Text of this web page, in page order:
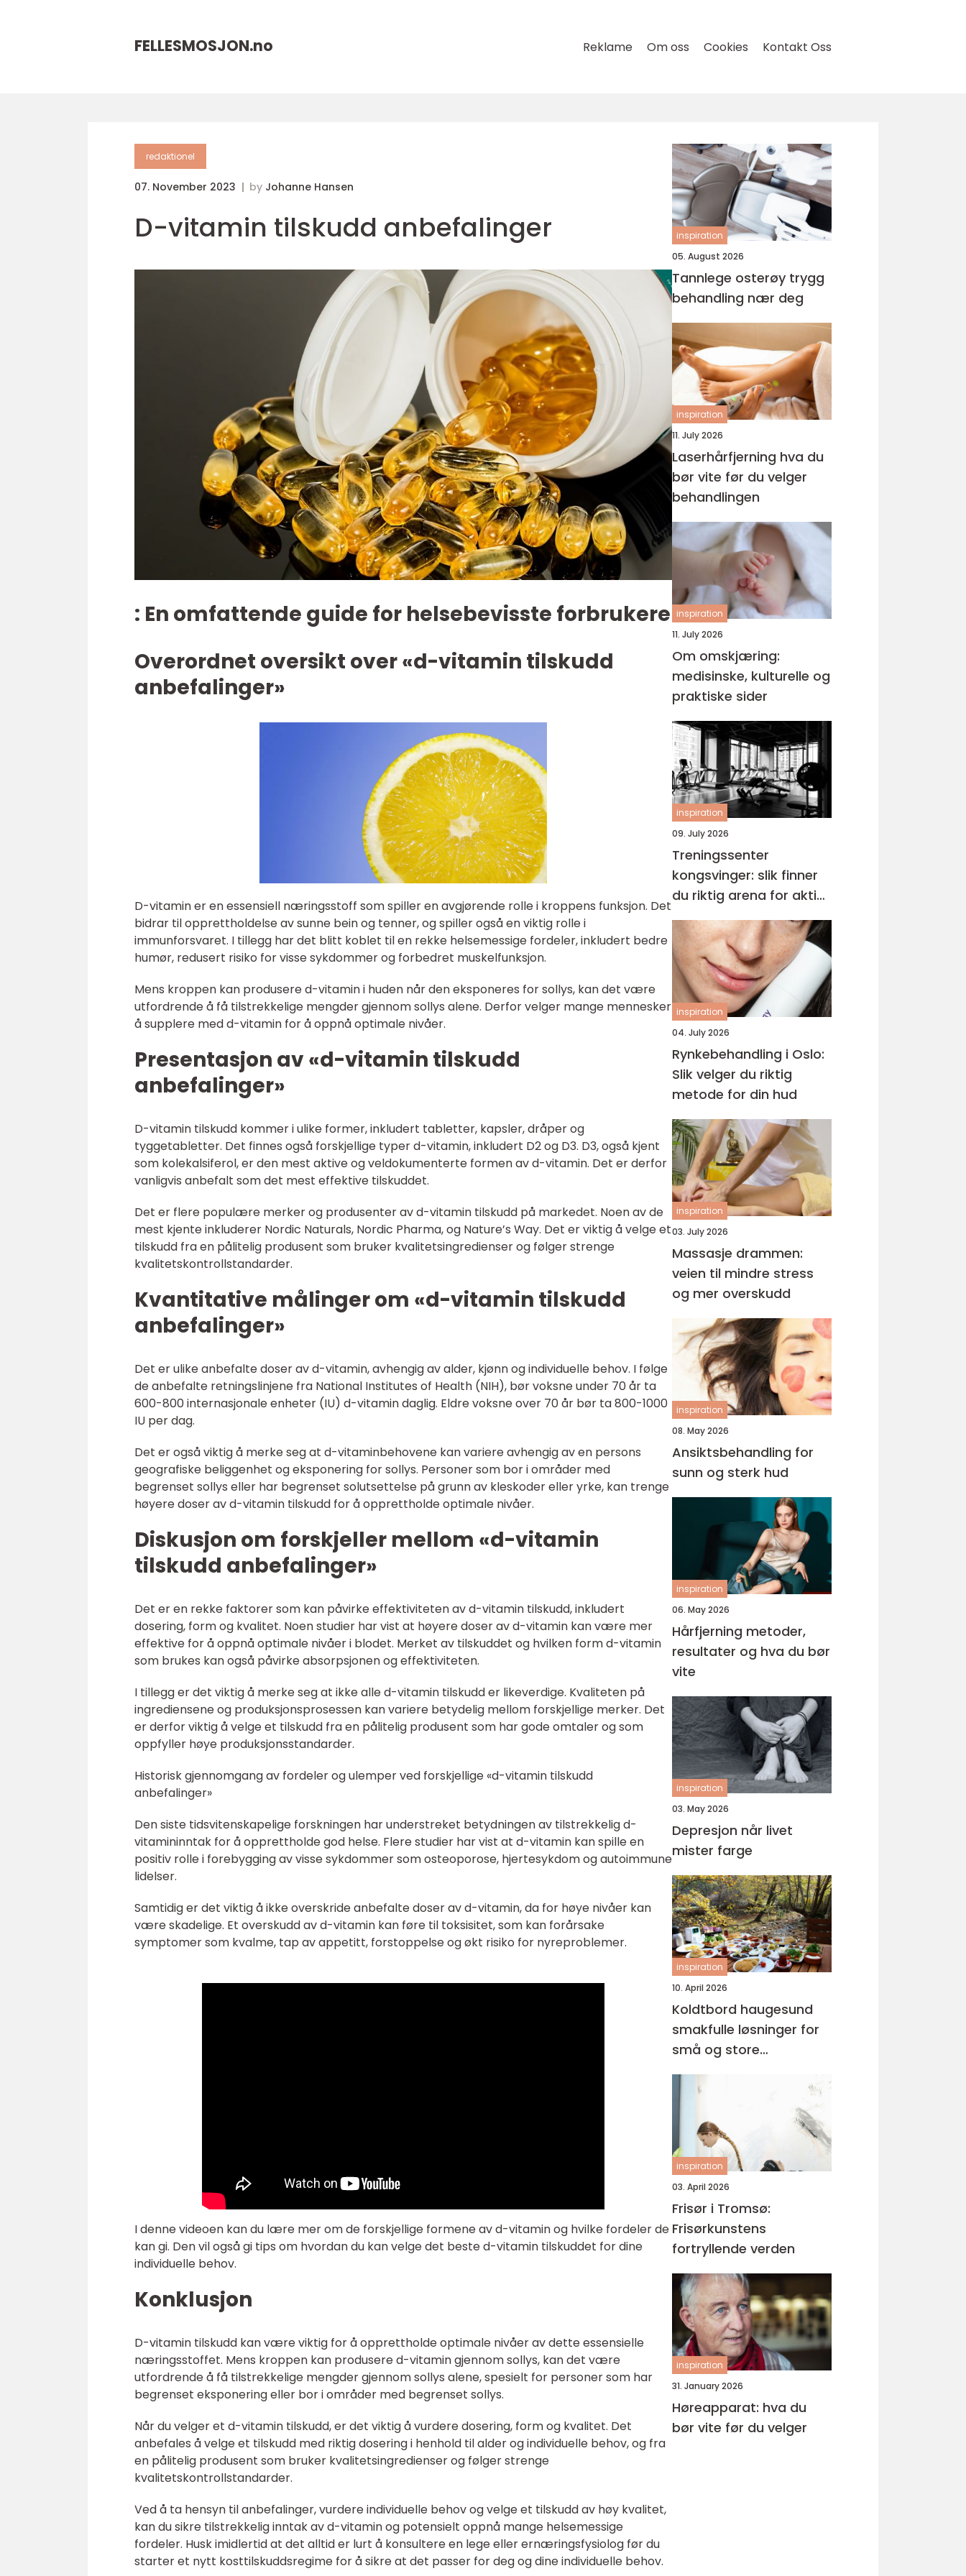
FELLESMOSJON.no Reklame Om oss Cookies Kontakt Oss
redaktionel
07. November 2023 by Johanne Hansen
D-vitamin tilskudd anbefalinger
: En omfattende guide for helsebevisste forbrukere
Overordnet oversikt over «d-vitamin tilskudd
anbefalinger»
D-vitamin er en essensiell næringsstoff som spiller en avgjørende rolle i kroppens funksjon. Det
bidrar til opprettholdelse av sunne bein og tenner, og spiller også en viktig rolle i
immunforsvaret. I tillegg har det blitt koblet til en rekke helsemessige fordeler, inkludert bedre
humør, redusert risiko for visse sykdommer og forbedret muskelfunksjon.
Mens kroppen kan produsere d-vitamin i huden når den eksponeres for sollys, kan det være
utfordrende å få tilstrekkelige mengder gjennom sollys alene. Derfor velger mange mennesker
å supplere med d-vitamin for å oppnå optimale nivåer.
Presentasjon av «d-vitamin tilskudd
anbefalinger»
D-vitamin tilskudd kommer i ulike former, inkludert tabletter, kapsler, dråper og
tyggetabletter. Det finnes også forskjellige typer d-vitamin, inkludert D2 og D3. D3, også kjent
som kolekalsiferol, er den mest aktive og veldokumenterte formen av d-vitamin. Det er derfor
vanligvis anbefalt som det mest effektive tilskuddet.
Det er flere populære merker og produsenter av d-vitamin tilskudd på markedet. Noen av de
mest kjente inkluderer Nordic Naturals, Nordic Pharma, og Nature’s Way. Det er viktig å velge et
tilskudd fra en pålitelig produsent som bruker kvalitetsingredienser og følger strenge
kvalitetskontrollstandarder.
Kvantitative målinger om «d-vitamin tilskudd
anbefalinger»
Det er ulike anbefalte doser av d-vitamin, avhengig av alder, kjønn og individuelle behov. I følge
de anbefalte retningslinjene fra National Institutes of Health (NIH), bør voksne under 70 år ta
600-800 internasjonale enheter (IU) d-vitamin daglig. Eldre voksne over 70 år bør ta 800-1000
IU per dag.
Det er også viktig å merke seg at d-vitaminbehovene kan variere avhengig av en persons
geografiske beliggenhet og eksponering for sollys. Personer som bor i områder med
begrenset sollys eller har begrenset solutsettelse på grunn av kleskoder eller yrke, kan trenge
høyere doser av d-vitamin tilskudd for å opprettholde optimale nivåer.
Diskusjon om forskjeller mellom «d-vitamin
tilskudd anbefalinger»
Det er en rekke faktorer som kan påvirke effektiviteten av d-vitamin tilskudd, inkludert
dosering, form og kvalitet. Noen studier har vist at høyere doser av d-vitamin kan være mer
effektive for å oppnå optimale nivåer i blodet. Merket av tilskuddet og hvilken form d-vitamin
som brukes kan også påvirke absorpsjonen og effektiviteten.
I tillegg er det viktig å merke seg at ikke alle d-vitamin tilskudd er likeverdige. Kvaliteten på
ingrediensene og produksjonsprosessen kan variere betydelig mellom forskjellige merker. Det
er derfor viktig å velge et tilskudd fra en pålitelig produsent som har gode omtaler og som
oppfyller høye produksjonsstandarder.
Historisk gjennomgang av fordeler og ulemper ved forskjellige «d-vitamin tilskudd
anbefalinger»
Den siste tidsvitenskapelige forskningen har understreket betydningen av tilstrekkelig d-
vitamininntak for å opprettholde god helse. Flere studier har vist at d-vitamin kan spille en
positiv rolle i forebygging av visse sykdommer som osteoporose, hjertesykdom og autoimmune
lidelser.
Samtidig er det viktig å ikke overskride anbefalte doser av d-vitamin, da for høye nivåer kan
være skadelige. Et overskudd av d-vitamin kan føre til toksisitet, som kan forårsake
symptomer som kvalme, tap av appetitt, forstoppelse og økt risiko for nyreproblemer.
I denne videoen kan du lære mer om de forskjellige formene av d-vitamin og hvilke fordeler de
kan gi. Den vil også gi tips om hvordan du kan velge det beste d-vitamin tilskuddet for dine
individuelle behov.
Konklusjon
D-vitamin tilskudd kan være viktig for å opprettholde optimale nivåer av dette essensielle
næringsstoffet. Mens kroppen kan produsere d-vitamin gjennom sollys, kan det være
utfordrende å få tilstrekkelige mengder gjennom sollys alene, spesielt for personer som har
begrenset eksponering eller bor i områder med begrenset sollys.
Når du velger et d-vitamin tilskudd, er det viktig å vurdere dosering, form og kvalitet. Det
anbefales å velge et tilskudd med riktig dosering i henhold til alder og individuelle behov, og fra
en pålitelig produsent som bruker kvalitetsingredienser og følger strenge
kvalitetskontrollstandarder.
Ved å ta hensyn til anbefalinger, vurdere individuelle behov og velge et tilskudd av høy kvalitet,
kan du sikre tilstrekkelig inntak av d-vitamin og potensielt oppnå mange helsemessige
fordeler. Husk imidlertid at det alltid er lurt å konsultere en lege eller ernæringsfysiolog før du
starter et nytt kosttilskuddsregime for å sikre at det passer for deg og dine individuelle behov.
inspiration
05. August 2026
Tannlege osterøy trygg
behandling nær deg
inspiration
11. July 2026
Laserhårfjerning hva du
bør vite før du velger
behandlingen
inspiration
11. July 2026
Om omskjæring:
medisinske, kulturelle og
praktiske sider
inspiration
09. July 2026
Treningssenter
kongsvinger: slik finner
du riktig arena for aktiv
hverdag
inspiration
04. July 2026
Rynkebehandling i Oslo:
Slik velger du riktig
metode for din hud
inspiration
03. July 2026
Massasje drammen:
veien til mindre stress
og mer overskudd
inspiration
08. May 2026
Ansiktsbehandling for
sunn og sterk hud
inspiration
06. May 2026
Hårfjerning metoder,
resultater og hva du bør
vite
inspiration
03. May 2026
Depresjon når livet
mister farge
inspiration
10. April 2026
Koldtbord haugesund
smakfulle løsninger for
små og store
anledninger
inspiration
03. April 2026
Frisør i Tromsø:
Frisørkunstens
fortryllende verden
inspiration
31. January 2026
Høreapparat: hva du
bør vite før du velger